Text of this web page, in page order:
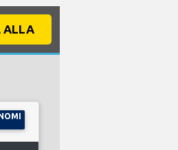
ALLA